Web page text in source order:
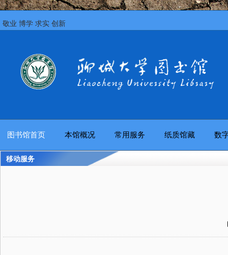
敬业 博学 求实 创新
图书馆首页 本馆概况 常用服务 纸质馆藏 数
移动服务